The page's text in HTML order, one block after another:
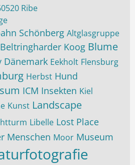
Ribe
Schönberg Altglasgruppe
Beltringharder Koog Blume
Dänemark Eekholt Flensburg
Herbst Hund
ICM Insekten Kiel
Kunst Landscape
Libelle Lost Place
Menschen Moor Museum